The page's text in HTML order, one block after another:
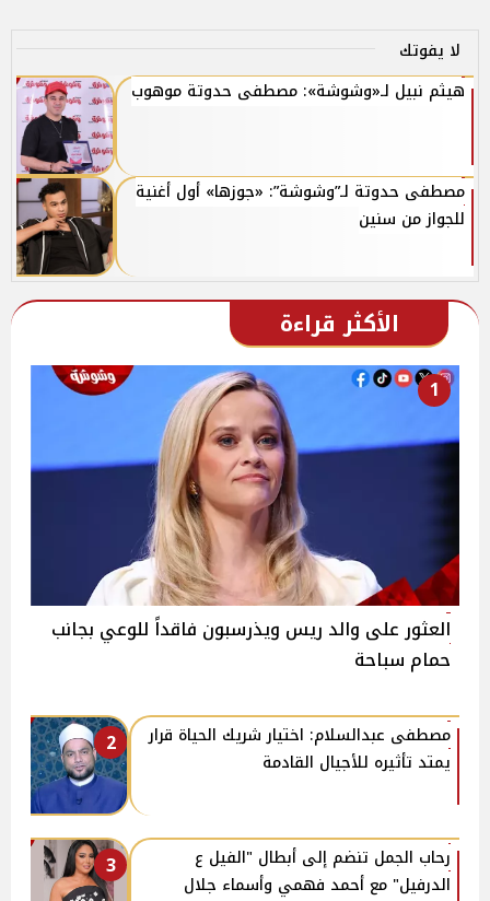
لا يفوتك
هيثم نبيل لـ«وشوشة»: مصطفى حدوتة موهوب
مصطفى حدوتة لـ”وشوشة”: «جوزها» أول أغنية
للجواز من سنين
الأكثر قراءة
1
العثور على والد ريس ويذرسبون فاقداً للوعي بجانب
حمام سباحة
2
مصطفى عبدالسلام: اختيار شريك الحياة قرار
يمتد تأثيره للأجيال القادمة
3
رحاب الجمل تنضم إلى أبطال "الفيل ع
الدرفيل" مع أحمد فهمي وأسماء جلال